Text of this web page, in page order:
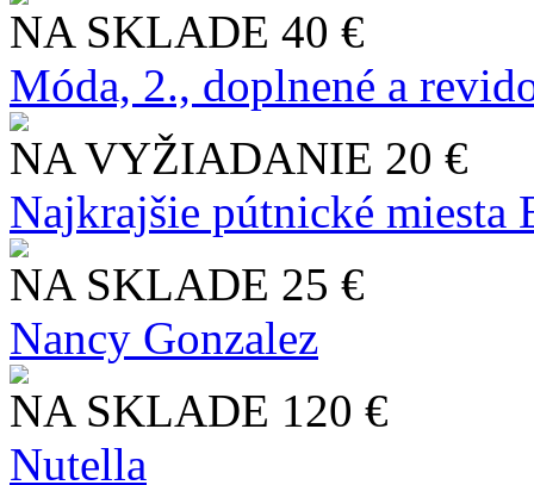
NA SKLADE 40 €
Móda, 2., doplnené a
NA VYŽIADANIE 20 €
Najkrajšie pútnické miesta
NA SKLADE 25 €
Nancy Gonzalez
NA SKLADE 120 €
Nutella